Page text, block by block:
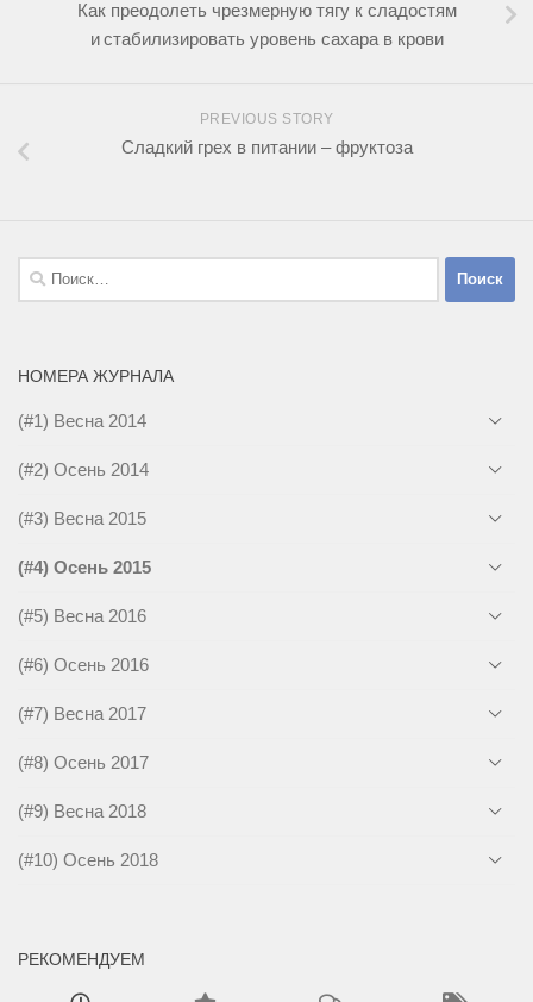
Как преодолеть чрезмерную тягу к сладостям
и стабилизировать уровень сахара в крови
PREVIOUS STORY
Сладкий грех в питании – фруктоза
Найти:
НОМЕРА ЖУРНАЛА
(#1) Весна 2014
(#2) Осень 2014
(#3) Весна 2015
(#4) Осень 2015
(#5) Весна 2016
(#6) Осень 2016
(#7) Весна 2017
(#8) Осень 2017
(#9) Весна 2018
(#10) Осень 2018
РЕКОМЕНДУЕМ